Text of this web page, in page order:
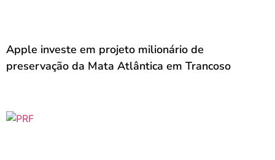
Apple investe em projeto milionário de
preservação da Mata Atlântica em Trancoso